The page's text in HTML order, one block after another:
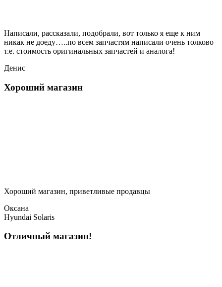
Написали, рассказали, подобрали, вот только я еще к ним
никак не доеду…..по всем запчастям написали очень толково
т.е. стоимость оригинальных запчастей и аналога!
Денис
Хороший магазин
Хороший магазин, приветливые продавцы
Оксана
Hyundai Solaris
Отличный магазин!